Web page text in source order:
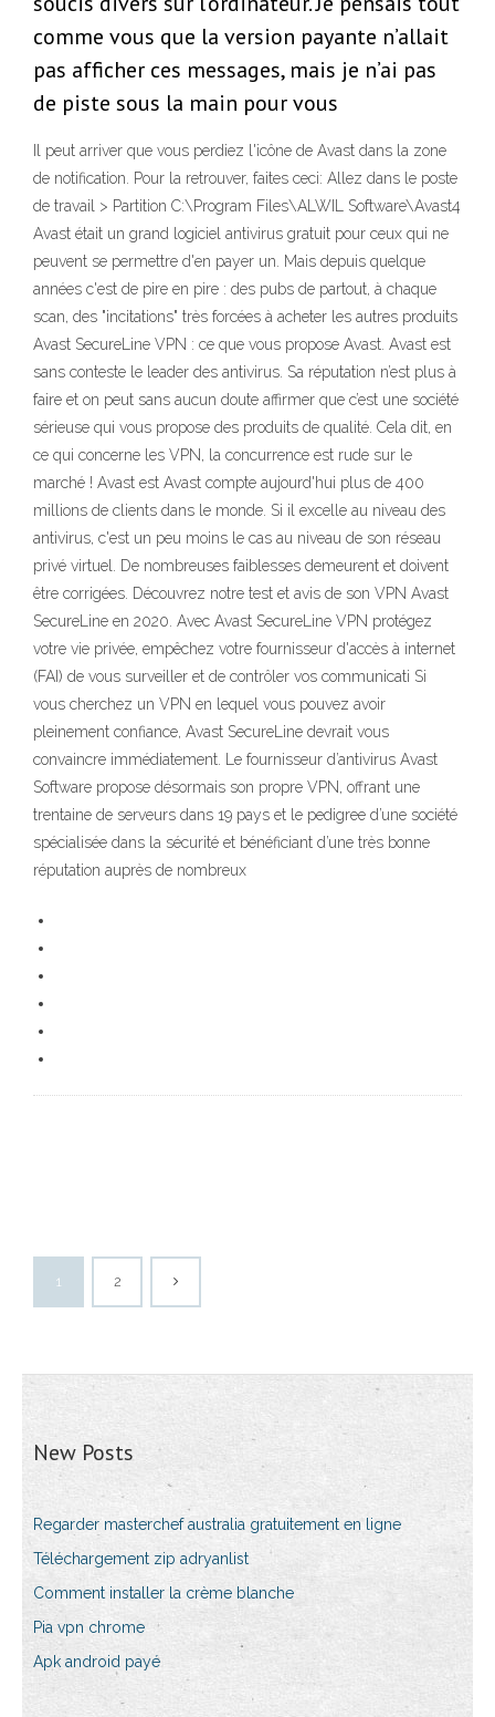
comme vous que la version payante n’allait
pas afficher ces messages, mais je n’ai pas
de piste sous la main pour vous
Il peut arriver que vous perdiez l'icône de Avast dans la zone
de notification. Pour la retrouver, faites ceci: Allez dans le poste
de travail > Partition C:\Program Files\ALWIL Software\Avast4
Avast était un grand logiciel antivirus gratuit pour ceux qui ne
peuvent se permettre d'en payer un. Mais depuis quelque
années c'est de pire en pire : des pubs de partout, à chaque
scan, des "incitations" très forcées à acheter les autres produits
Avast SecureLine VPN : ce que vous propose Avast. Avast est
sans conteste le leader des antivirus. Sa réputation n’est plus à
faire et on peut sans aucun doute affirmer que c’est une société
sérieuse qui vous propose des produits de qualité. Cela dit, en
ce qui concerne les VPN, la concurrence est rude sur le
marché ! Avast est Avast compte aujourd'hui plus de 400
millions de clients dans le monde. Si il excelle au niveau des
antivirus, c'est un peu moins le cas au niveau de son réseau
privé virtuel. De nombreuses faiblesses demeurent et doivent
être corrigées. Découvrez notre test et avis de son VPN Avast
SecureLine en 2020. Avec Avast SecureLine VPN protégez
votre vie privée, empêchez votre fournisseur d'accès à internet
(FAI) de vous surveiller et de contrôler vos communicati Si
vous cherchez un VPN en lequel vous pouvez avoir
pleinement confiance, Avast SecureLine devrait vous
convaincre immédiatement. Le fournisseur d’antivirus Avast
Software propose désormais son propre VPN, offrant une
trentaine de serveurs dans 19 pays et le pedigree d’une société
spécialisée dans la sécurité et bénéficiant d’une très bonne
réputation auprès de nombreux
1 2
New Posts
Regarder masterchef australia gratuitement en ligne
Téléchargement zip adryanlist
Comment installer la crème blanche
Pia vpn chrome
Apk android payé